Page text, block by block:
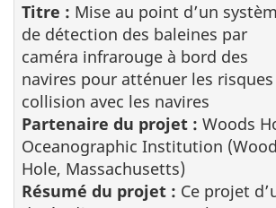
Titre : Mise au point d’un
de détection des baleines par
caméra infrarouge à bord des
navires pour atténuer les
collision avec les navires
Partenaire du projet : Woods
Oceanographic Institution
Hole, Massachusetts)
Résumé du projet : Ce projet